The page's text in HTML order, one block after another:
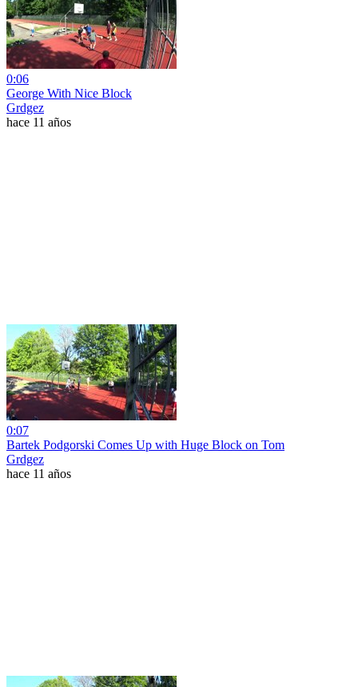
0:06
George With Nice Block
Grdgez
hace 11 años
0:07
Bartek Podgorski Comes Up with Huge Block on Tom
Grdgez
hace 11 años